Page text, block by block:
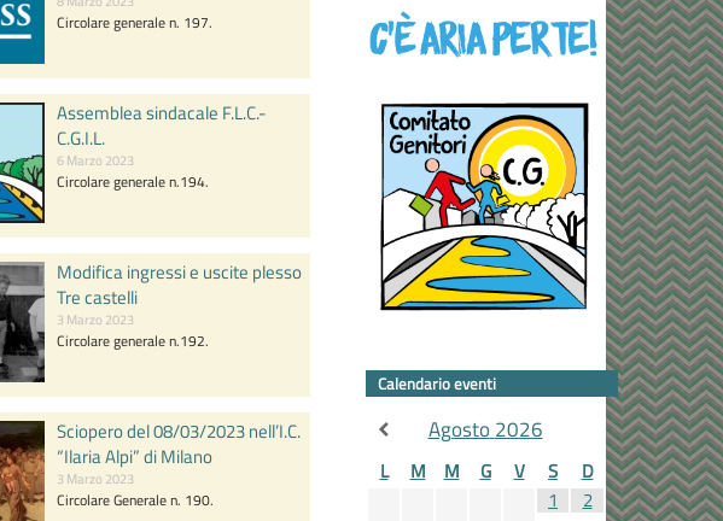
Circolare generale n. 197.
Assemblea sindacale F.L.C.-
C.G.I.L.
6 Marzo 2023
Circolare generale n.194.
Modifica ingressi e uscite plesso
Tre castelli
3 Marzo 2023
Circolare generale n.192.
Sciopero del 08/03/2023 nell’I.C.
“Ilaria Alpi” di Milano
3 Marzo 2023
Circolare Generale n. 190.
Calendario eventi
Agosto 2026
L M M G V S
D
1
2